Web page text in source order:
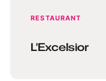
RESTAURANT
L'Excelsior